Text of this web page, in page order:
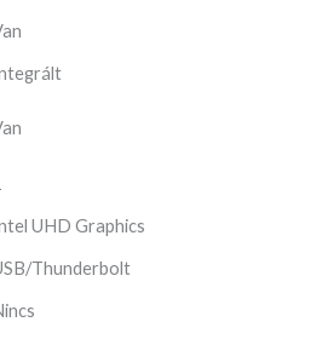
UHD Graphics
Thunderbolt